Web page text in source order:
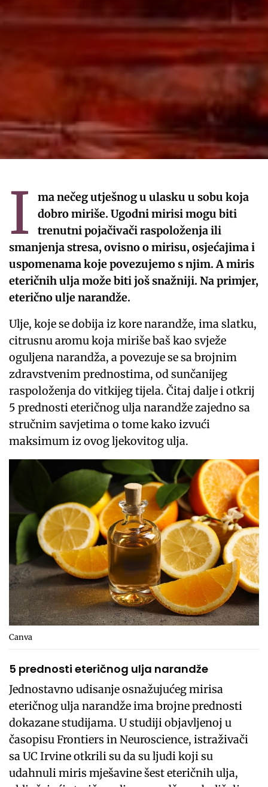
I
ma nečeg utješnog u ulasku u sobu koja
dobro miriše. Ugodni mirisi mogu biti
trenutni pojačivači raspoloženja ili
smanjenja stresa, ovisno o mirisu, osjećajima i
uspomenama koje povezujemo s njim. A miris
eteričnih ulja može biti još snažniji. Na primjer,
eterično ulje narandže.
Ulje, koje se dobija iz kore narandže, ima slatku,
citrusnu aromu koja miriše baš kao svježe
oguljena narandža, a povezuje se sa brojnim
zdravstvenim prednostima, od sunčanijeg
raspoloženja do vitkijeg tijela. Čitaj dalje i otkrij
5 prednosti eteričnog ulja narandže zajedno sa
stručnim savjetima o tome kako izvući
maksimum iz ovog ljekovitog ulja.
Canva
5 prednosti eteričnog ulja narandže
Jednostavno udisanje osnažujućeg mirisa
eteričnog ulja narandže ima brojne prednosti
dokazane studijama. U studiji objavljenoj u
časopisu Frontiers in Neuroscience, istraživači
sa UC Irvine otkrili su da su ljudi koji su
udahnuli miris mješavine šest eteričnih ulja,